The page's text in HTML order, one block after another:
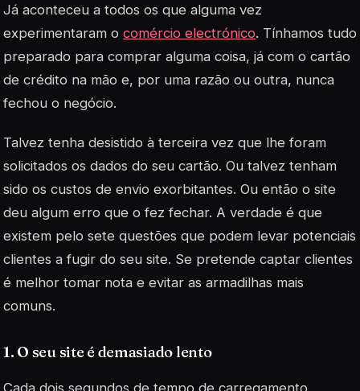
Já aconteceu a todos os que alguma vez
experimentaram o comércio electrónico. Tínhamos tudo
preparado para comprar alguma coisa, já com o cartão
de crédito na mão e, por uma razão ou outra, nunca
fechou o negócio.
Talvez tenha desistido à terceira vez que lhe foram
solicitados os dados do seu cartão. Ou talvez tenham
sido os custos de envio exorbitantes. Ou então o site
deu algum erro que o fez fechar. A verdade é que
existem pelo sete questões que podem levar potenciais
clientes a fugir do seu site. Se pretende captar clientes
é melhor tomar nota e evitar as armadilhas mais
comuns.
1. O seu site é demasiado lento